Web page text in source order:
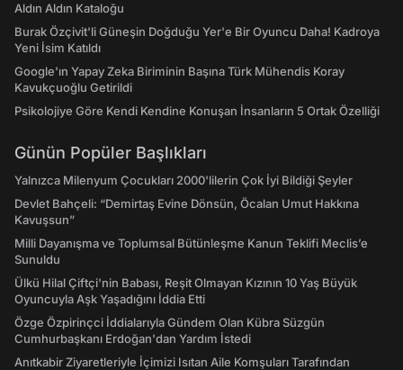
Aldın Aldın Kataloğu
Burak Özçivit'li Güneşin Doğduğu Yer'e Bir Oyuncu Daha! Kadroya
Yeni İsim Katıldı
Google'ın Yapay Zeka Biriminin Başına Türk Mühendis Koray
Kavukçuoğlu Getirildi
Psikolojiye Göre Kendi Kendine Konuşan İnsanların 5 Ortak Özelliği
Günün Popüler Başlıkları
Yalnızca Milenyum Çocukları 2000'lilerin Çok İyi Bildiği Şeyler
Devlet Bahçeli: “Demirtaş Evine Dönsün, Öcalan Umut Hakkına
Kavuşsun”
Milli Dayanışma ve Toplumsal Bütünleşme Kanun Teklifi Meclis’e
Sunuldu
Ülkü Hilal Çiftçi'nin Babası, Reşit Olmayan Kızının 10 Yaş Büyük
Oyuncuyla Aşk Yaşadığını İddia Etti
Özge Özpirinçci İddialarıyla Gündem Olan Kübra Süzgün
Cumhurbaşkanı Erdoğan'dan Yardım İstedi
Anıtkabir Ziyaretleriyle İçimizi Isıtan Aile Komşuları Tarafından